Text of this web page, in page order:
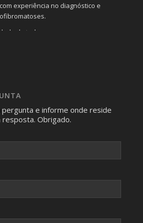
experiência no diagnóstico e
de todas as pessoas que
fotografada.
pergunta e informe onde reside
resposta. Obrigado.